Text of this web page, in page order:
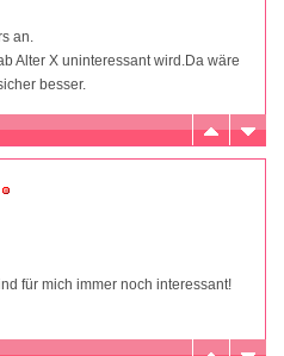
an.
Alter X uninteressant wird.Da wäre
besser.
für mich immer noch interessant!